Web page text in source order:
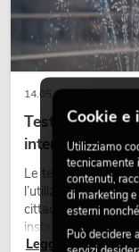
14.05.2026
Teste mobili
intemperie per
Le teste mobili
l’utilizzo all’aperto.
cittadine, concerti
installazioni
Leggi ora
Cookie e
Utilizziamo
tecnicamente
contenuti,
di marketing
esterni
Può decidere